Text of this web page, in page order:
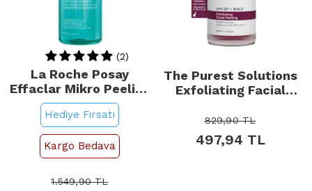
(2)
La Roche Posay
Effaclar Mikro Peeling
Temizleyici Jel 400ml
Hediye Fırsatı
Kargo Bedava
1.549,90TL
The Purest Solutions
Exfoliating Facial
829,90TL
497,94 TL